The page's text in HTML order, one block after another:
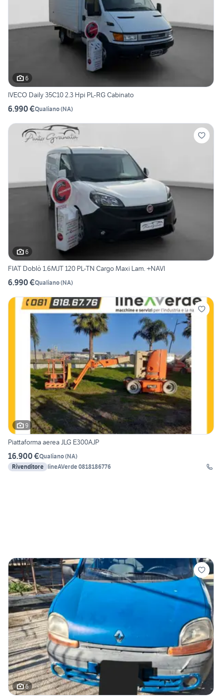
6
IVECO Daily 35C10 2.3 Hpi PL-RG Cabinato
6.990 €Qualiano(NA)
6
FIAT Doblò 1.6MJT 120 PL-TN Cargo Maxi Lam. +NAVI
6.990 €Qualiano(NA)
9
Piattaforma aerea JLG E300AJP
16.900 €Qualiano(NA)
Rivenditore lineAVerde 0818186776
6